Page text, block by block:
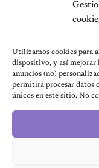
Utilizamos cookies para
dispositivo, y así mejorar
anuncios (no)
permitirá procesar datos
únicos en este sitio. No